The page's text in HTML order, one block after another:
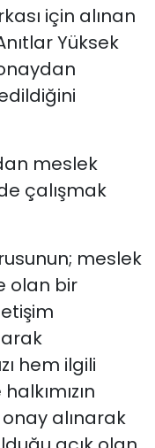
için alınan
Yüksek
meslek
çalışmak
meslek
olan bir
hem ilgili
onay alınarak